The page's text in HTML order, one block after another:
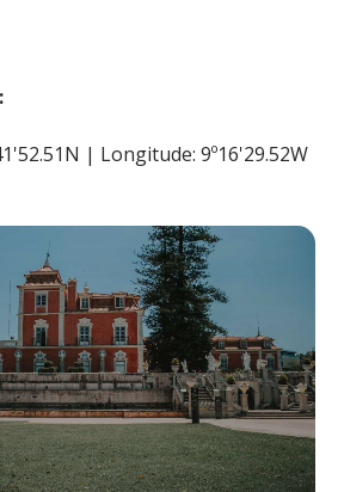
| Longitude: 9º16'29.52W